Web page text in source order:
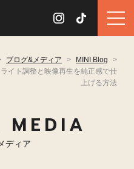
ブログ&メディア > MINI Blog
>
イト調整と映像再生を純正感で仕
上げる方法
MEDIA
ディア